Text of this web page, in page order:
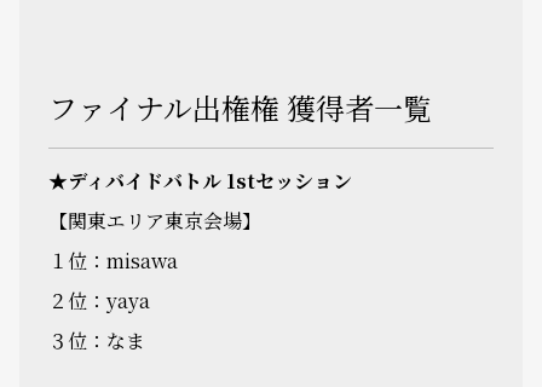
ファイナル出権権 獲得者一覧
★ディバイドバトル 1stセッション
【関東エリア東京会場】
１位：misawa
２位：yaya
３位：なま